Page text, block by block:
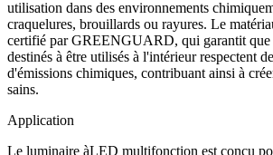
utilisation dans des environnements
craquelures, brouillards ou rayures. Le
certifié par GREENGUARD, qui garantit que
destinés à être utilisés à l'intérieur respectent
d'émissions chimiques, contribuant ainsi à
sains.
Application
Le luminaire àLED multifonction est conçu